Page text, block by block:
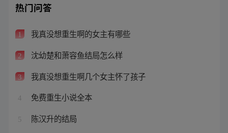
热门问答
1 我真没想重生啊的女主有哪些
2 沈幼楚和萧容鱼结局怎么样
3 我真没想重生啊几个女主怀了孩子
4 免费重生小说全本
5 陈汉升的结局